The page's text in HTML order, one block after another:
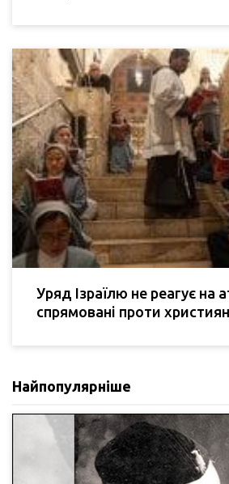
Уряд Ізраїлю не реагує на
спрямовані проти
Найпопулярніше